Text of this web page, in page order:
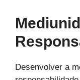
Desenvolver a